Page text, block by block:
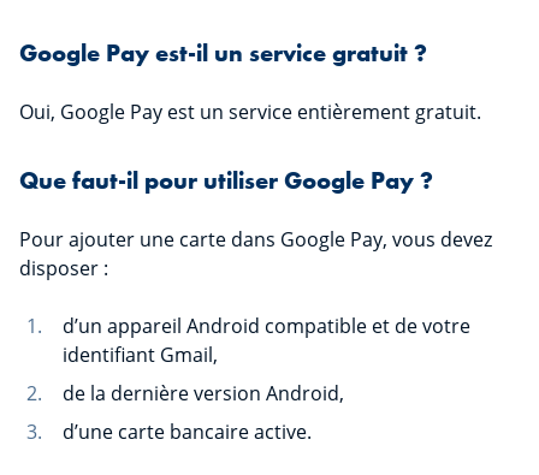
Google Pay est-il un service gratuit ?
Oui, Google Pay est un service entièrement gratuit.
Que faut-il pour utiliser Google Pay ?
Pour ajouter une carte dans Google Pay, vous devez
disposer :
d’un appareil Android compatible et de votre
identifiant Gmail,
de la dernière version Android,
d’une carte bancaire active.